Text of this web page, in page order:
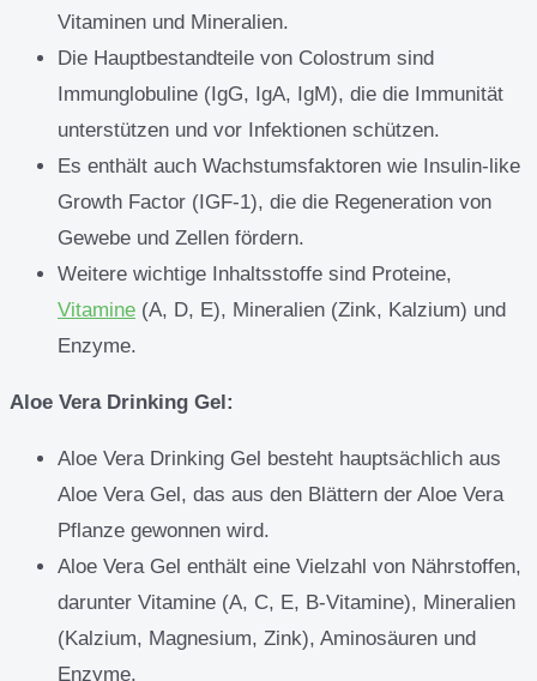
Vitaminen und Mineralien.
Die Hauptbestandteile von Colostrum sind
Immunglobuline (IgG, IgA, IgM), die die Immunität
unterstützen und vor Infektionen schützen.
Es enthält auch Wachstumsfaktoren wie Insulin-like
Growth Factor (IGF-1), die die Regeneration von
Gewebe und Zellen fördern.
Weitere wichtige Inhaltsstoffe sind Proteine,
Vitamine (A, D, E), Mineralien (Zink, Kalzium) und
Enzyme.
Aloe Vera Drinking Gel:
Aloe Vera Drinking Gel besteht hauptsächlich aus
Aloe Vera Gel, das aus den Blättern der Aloe Vera
Pflanze gewonnen wird.
Aloe Vera Gel enthält eine Vielzahl von Nährstoffen,
darunter Vitamine (A, C, E, B-Vitamine), Mineralien
(Kalzium, Magnesium, Zink), Aminosäuren und
Enzyme.